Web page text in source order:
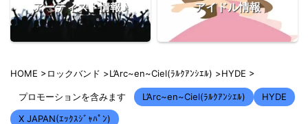
アーティスト情報♪ アイドル情報
HOME >ロックバンド >L’Arc~en~Ciel(ﾗﾙｸｱﾝｼｴﾙ) >HYDE >
プロモーションを含みます L’Arc~en~Ciel(ﾗﾙｸｱﾝｼｴﾙ)
HYDE
X JAPAN(ｴｯｸｽｼﾞｬﾊﾟﾝ)